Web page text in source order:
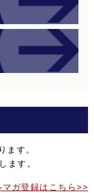
ます。
ます。
マガ登録はこちら>>